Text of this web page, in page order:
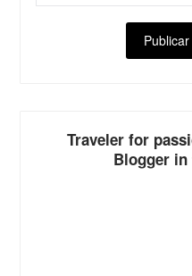
Traveler for
Blogger